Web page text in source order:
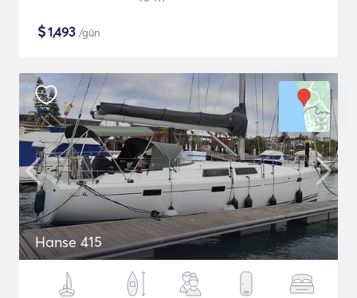
$1,493 /gün
Hanse 415